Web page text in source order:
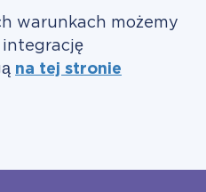
warunkach możemy
integrację
na tej stronie